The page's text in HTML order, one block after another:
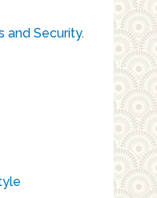
and Security.